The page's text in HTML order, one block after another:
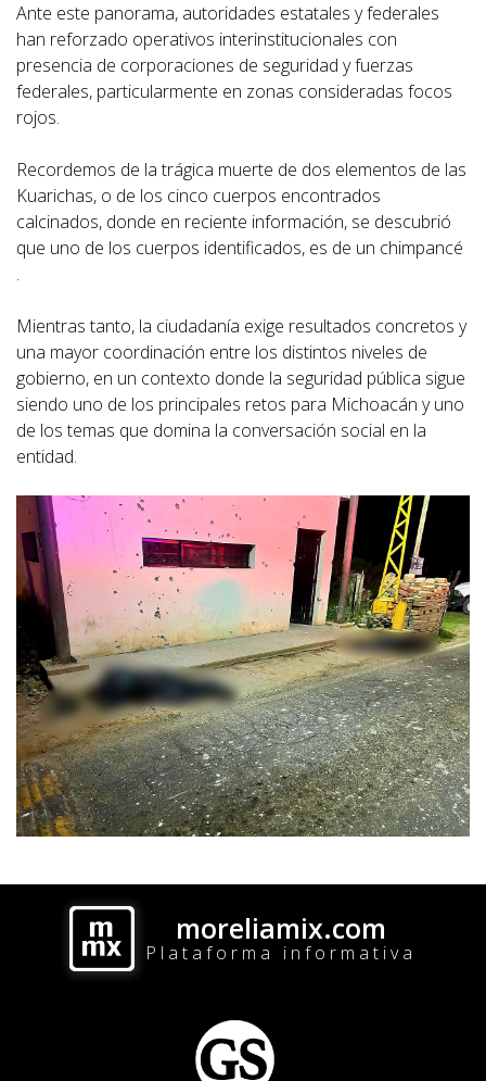
Ante este panorama, autoridades estatales y federales
han reforzado operativos interinstitucionales con
presencia de corporaciones de seguridad y fuerzas
federales, particularmente en zonas consideradas focos
rojos.
Recordemos de la trágica muerte de dos elementos de las
Kuarichas, o de los cinco cuerpos encontrados
calcinados, donde en reciente información, se descubrió
que uno de los cuerpos identificados, es de un chimpancé
.
Mientras tanto, la ciudadanía exige resultados concretos y
una mayor coordinación entre los distintos niveles de
gobierno, en un contexto donde la seguridad pública sigue
siendo uno de los principales retos para Michoacán y uno
de los temas que domina la conversación social en la
entidad.
moreliamix.com
Plataforma informativa